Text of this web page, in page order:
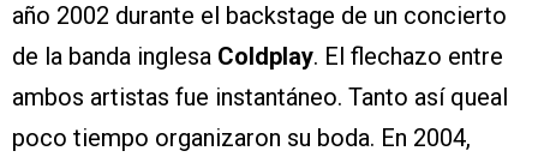
año 2002 durante el backstage de un concierto
de la banda inglesa Coldplay. El flechazo entre
ambos artistas fue instantáneo. Tanto así queal
poco tiempo organizaron su boda. En 2004,